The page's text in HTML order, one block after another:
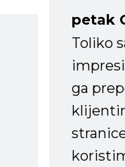
petak
Toliko
ga